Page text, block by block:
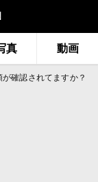
真 動画
確認されてますか？